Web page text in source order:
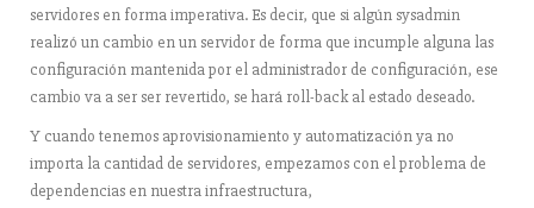
servidores en forma imperativa. Es decir, que si algún sysadmin
realizó un cambio en un servidor de forma que incumple alguna las
configuración mantenida por el administrador de configuración, ese
cambio va a ser ser revertido, se hará roll-back al estado deseado.
Y cuando tenemos aprovisionamiento y automatización ya no
importa la cantidad de servidores, empezamos con el problema de
dependencias en nuestra infraestructura,